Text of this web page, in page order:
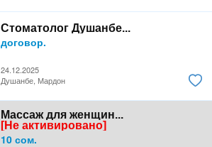
Стоматолог Душанбе...
договор.
24.12.2025
Душанбе, Мардон
Массаж для женщин...
[Не активировано]
10 сом.